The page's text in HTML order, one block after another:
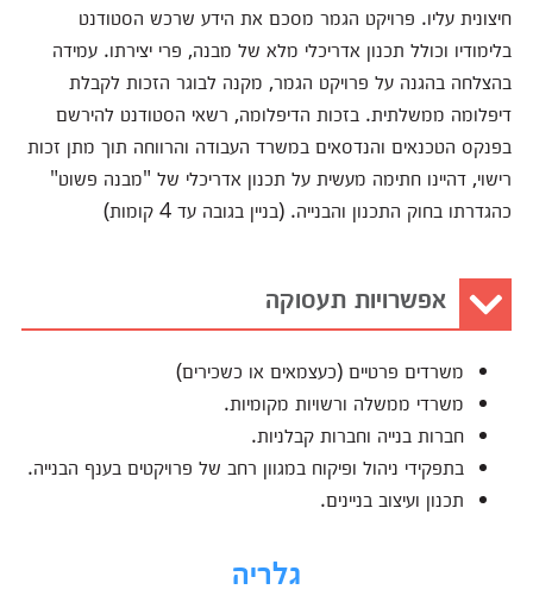
חיצונית עליו. פרויקט הגמר מסכם את הידע שרכש הסטודנט
בלימודיו וכולל תכנון אדריכלי מלא של מבנה, פרי יצירתו. עמידה
בהצלחה בהגנה על פרויקט הגמר, מקנה לבוגר הזכות לקבלת
דיפלומה ממשלתית. בזכות הדיפלומה, רשאי הסטודנט להירשם
בפנקס הטכנאים והנדסאים במשרד העבודה והרווחה תוך מתן זכות
רישוי, דהיינו חתימה מעשית על תכנון אדריכלי של "מבנה פשוט"
כהגדרתו בחוק התכנון והבנייה. (בניין בגובה עד 4 קומות)
אפשרויות תעסוקה
משרדים פרטיים (כעצמאים או כשכירים)
משרדי ממשלה ורשויות מקומיות.
חברות בנייה וחברות קבלניות.
בתפקידי ניהול ופיקוח במגוון רחב של פרויקטים בענף הבנייה.
תכנון ועיצוב בניינים.
גלריה